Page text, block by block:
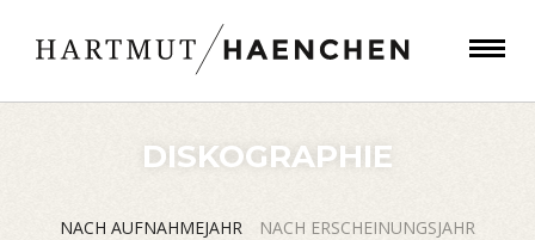
DISKOGRAPHIE
NACH AUFNAHMEJAHR
NACH ERSCHEINUNGSJAHR